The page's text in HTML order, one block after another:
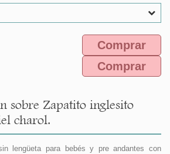
Comprar
Comprar
sobre Zapatito inglesito
charol.
lengüeta para bebés y pre andantes con